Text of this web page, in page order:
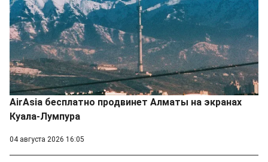
AirAsia бесплатно продвинет Алматы на экранах
Куала-Лумпура
04 августа 2026 16:05